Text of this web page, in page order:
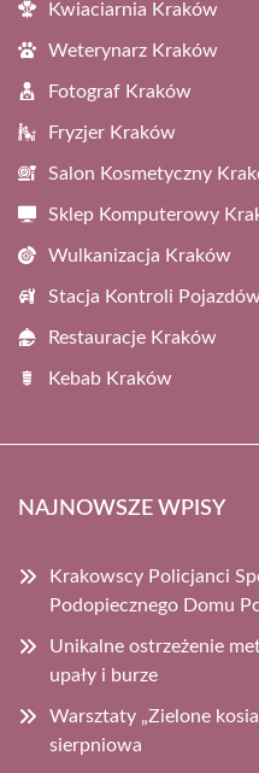
Kwiaciarnia Kraków
Weterynarz Kraków
Fotograf Kraków
Fryzjer Kraków
Salon Kosmetyczny
Sklep Komputerowy
Wulkanizacja Kraków
Stacja Kontroli
Restauracje Kraków
Kebab Kraków
NAJNOWSZE WPISY
Krakowscy Policjanci
Podopiecznego Domu
Unikalne ostrzeżenie
upały i burze
Warsztaty „Zielone
sierpniowa